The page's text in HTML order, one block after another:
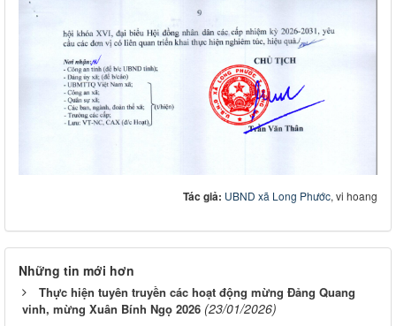
Tác giả: UBND xã Long Phước, vi hoang
Những tin mới hơn
Thực hiện tuyên truyền các hoạt động mừng Đảng Quang
vinh, mừng Xuân Bính Ngọ 2026 (23/01/2026)